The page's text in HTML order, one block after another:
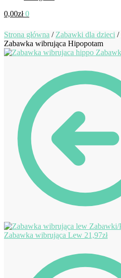
0,00zł 0
Strona główna / Zabawki dla dzieci /
Zabawka wibrująca Hipopotam
Zabawka wibrująca Lew 21,97zł